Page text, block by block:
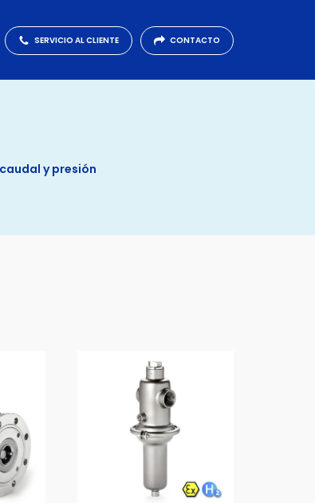
SERVICIO AL CLIENTE CONTACTO
y presión